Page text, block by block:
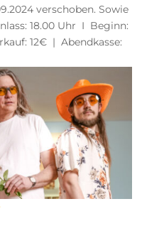
verschoben. Sowie
18.00 Uhr I Beginn:
12€ | Abendkasse: